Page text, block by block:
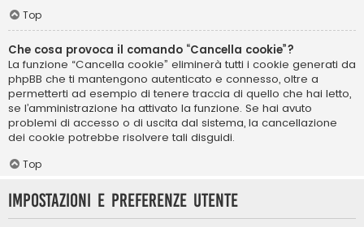
Top
Che cosa provoca il comando “Cancella cookie”?
La funzione “Cancella cookie” eliminerà tutti i cookie generati da
phpBB che ti mantengono autenticato e connesso, oltre a
permetterti ad esempio di tenere traccia di quello che hai letto,
se l’amministrazione ha attivato la funzione. Se hai avuto
problemi di accesso o di uscita dal sistema, la cancellazione
dei cookie potrebbe risolvere tali disguidi.
Top
Impostazioni e preferenze utente